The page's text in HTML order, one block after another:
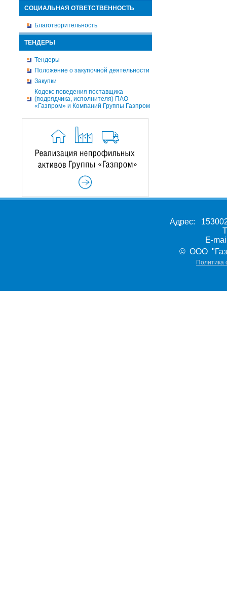
СОЦИАЛЬНАЯ ОТВЕТСТВЕННОСТЬ
Благотворительность
ТЕНДЕРЫ
Тендеры
Положение о закупочной деятельности
Закупки
Кодекс поведения поставщика
(подрядчика, исполнителя) ПАО
«Газпром» и Компаний Группы Газпром
Адрес:
E-
© ООО
Политика